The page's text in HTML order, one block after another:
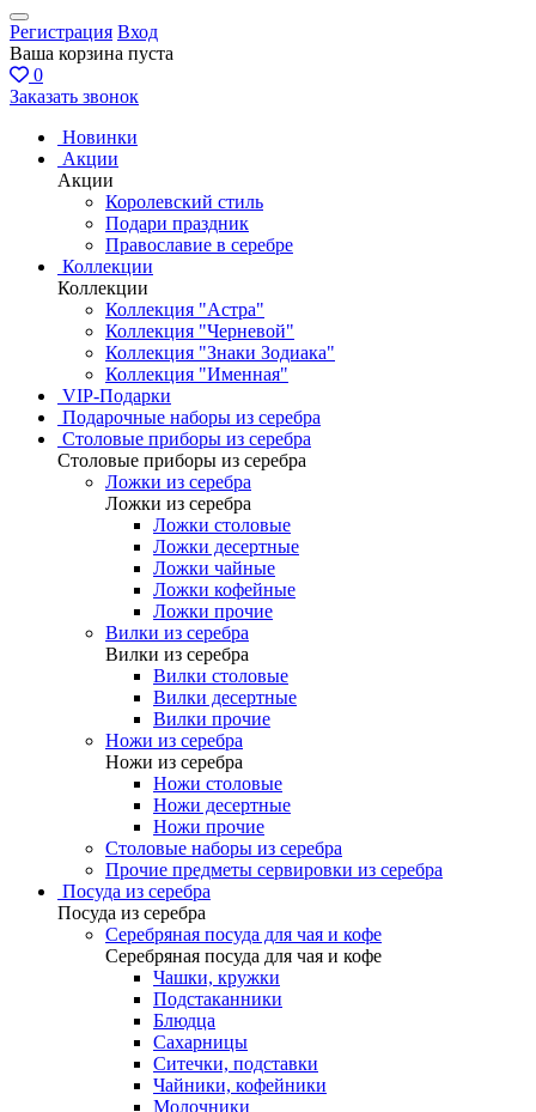
Регистрация Вход
Ваша корзина пуста
0
Заказать звонок
Новинки
Акции
Акции
Королевский стиль
Подари праздник
Православие в серебре
Коллекции
Коллекции
Коллекция "Астра"
Коллекция "Черневой"
Коллекция "Знаки Зодиака"
Коллекция "Именная"
VIP-Подарки
Подарочные наборы из серебра
Столовые приборы из серебра
Столовые приборы из серебра
Ложки из серебра
Ложки из серебра
Ложки столовые
Ложки десертные
Ложки чайные
Ложки кофейные
Ложки прочие
Вилки из серебра
Вилки из серебра
Вилки столовые
Вилки десертные
Вилки прочие
Ножи из серебра
Ножи из серебра
Ножи столовые
Ножи десертные
Ножи прочие
Столовые наборы из серебра
Прочие предметы сервировки из серебра
Посуда из серебра
Посуда из серебра
Серебряная посуда для чая и кофе
Серебряная посуда для чая и кофе
Чашки, кружки
Подстаканники
Блюдца
Сахарницы
Ситечки, подставки
Чайники, кофейники
Молочники